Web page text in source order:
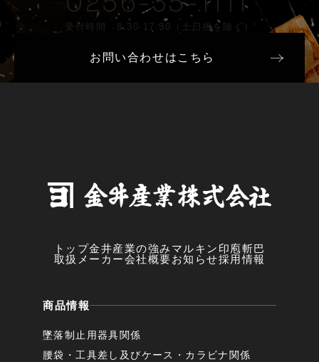
受付時間 8:30-17:30（土日祝を除く）
お問い合わせはこちら
トップ金井産業の強み マルキン印 庖斬巴
取扱メーカー会社概要お知らせ採用情報
商品情報
墜落制止用器具関係
腰袋・工具差し及びケース・カラビナ関係